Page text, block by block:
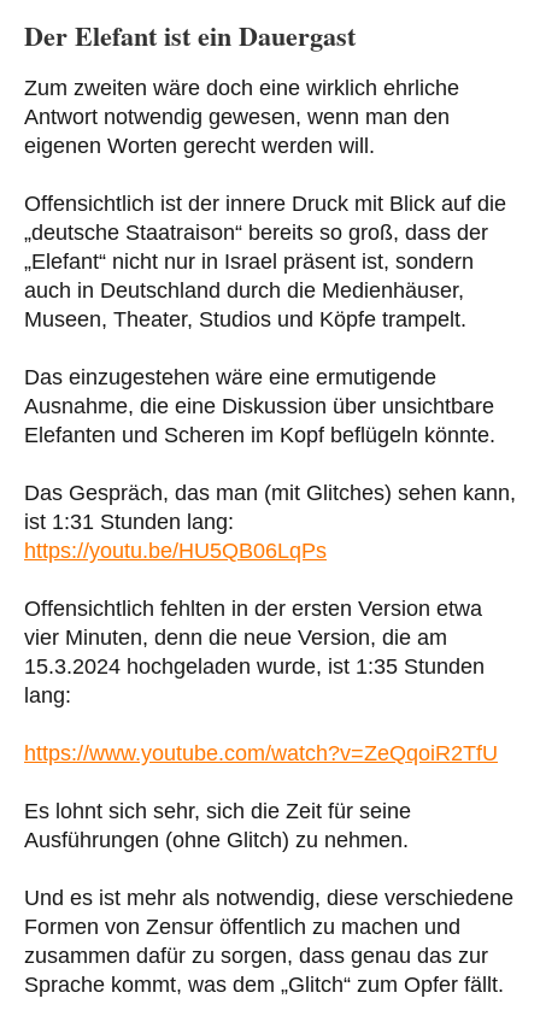
Der Elefant ist ein Dauergast
Zum zweiten wäre doch eine wirklich ehrliche
Antwort notwendig gewesen, wenn man den
eigenen Worten gerecht werden will.
Offensichtlich ist der innere Druck mit Blick auf die
„deutsche Staatraison“ bereits so groß, dass der
„Elefant“ nicht nur in Israel präsent ist, sondern
auch in Deutschland durch die Medienhäuser,
Museen, Theater, Studios und Köpfe trampelt.
Das einzugestehen wäre eine ermutigende
Ausnahme, die eine Diskussion über unsichtbare
Elefanten und Scheren im Kopf beflügeln könnte.
Das Gespräch, das man (mit Glitches) sehen kann,
ist 1:31 Stunden lang:
https://youtu.be/HU5QB06LqPs
Offensichtlich fehlten in der ersten Version etwa
vier Minuten, denn die neue Version, die am
15.3.2024 hochgeladen wurde, ist 1:35 Stunden
lang:
https://www.youtube.com/watch?v=ZeQqoiR2TfU
Es lohnt sich sehr, sich die Zeit für seine
Ausführungen (ohne Glitch) zu nehmen.
Und es ist mehr als notwendig, diese verschiedene
Formen von Zensur öffentlich zu machen und
zusammen dafür zu sorgen, dass genau das zur
Sprache kommt, was dem „Glitch“ zum Opfer fällt.